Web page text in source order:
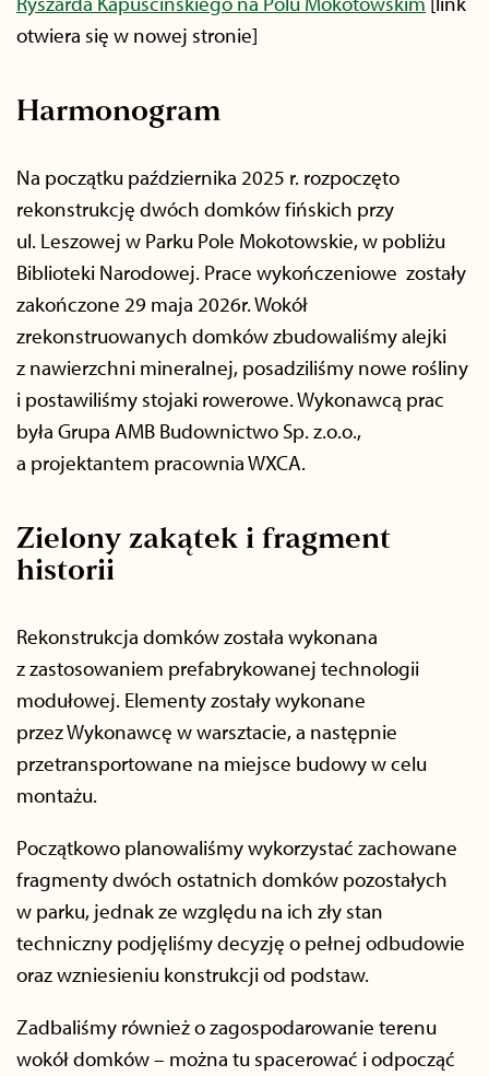
otwiera się w nowej stronie]
Harmonogram
Na początku października 2025 r. rozpoczęto
rekonstrukcję dwóch domków fińskich przy
ul. Leszowej w Parku Pole Mokotowskie, w pobliżu
Biblioteki Narodowej. Prace wykończeniowe zostały
zakończone 29 maja 2026r. Wokół
zrekonstruowanych domków zbudowaliśmy alejki
z nawierzchni mineralnej, posadziliśmy nowe rośliny
i postawiliśmy stojaki rowerowe. Wykonawcą prac
była Grupa AMB Budownictwo Sp. z.o.o.,
a projektantem pracownia WXCA.
Zielony zakątek i fragment
historii
Rekonstrukcja domków została wykonana
z zastosowaniem prefabrykowanej technologii
modułowej. Elementy zostały wykonane
przez Wykonawcę w warsztacie, a następnie
przetransportowane na miejsce budowy w celu
montażu.
Początkowo planowaliśmy wykorzystać zachowane
fragmenty dwóch ostatnich domków pozostałych
w parku, jednak ze względu na ich zły stan
techniczny podjęliśmy decyzję o pełnej odbudowie
oraz wzniesieniu konstrukcji od podstaw.
Zadbaliśmy również o zagospodarowanie terenu
wokół domków – można tu spacerować i odpocząć